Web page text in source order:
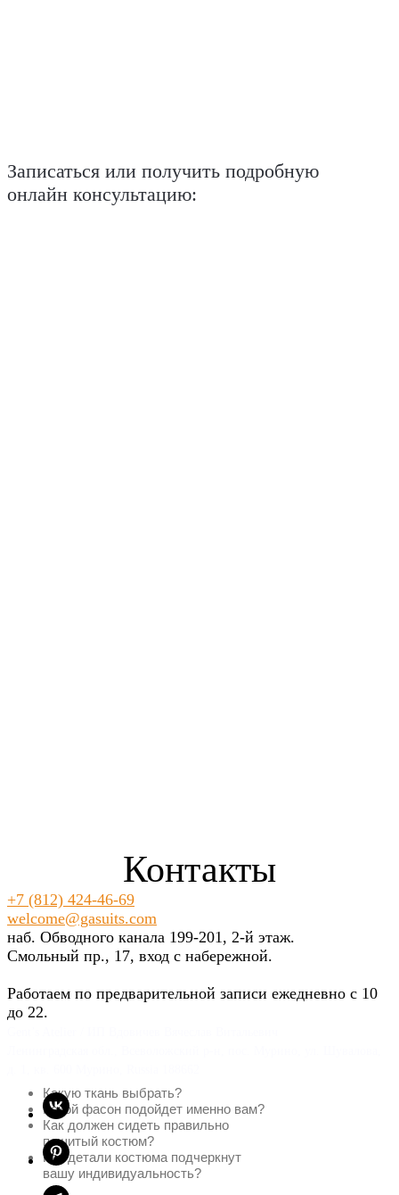
Записаться или получить подробную
онлайн консультацию:
Какую ткань выбрать?
Какой фасон подойдет именно вам?
Как должен сидеть правильно
пошитый костюм?
Как детали костюма подчеркнут
вашу индивидуальность?
Контакты
+7 (812) 424-46-69
welcome@gasuits.com
наб. Обводного канала 199-201, 2-й этаж.
Смольный пр., 17, вход с набережной.
Работаем по предварительной записи ежедневно с 10
до 22.